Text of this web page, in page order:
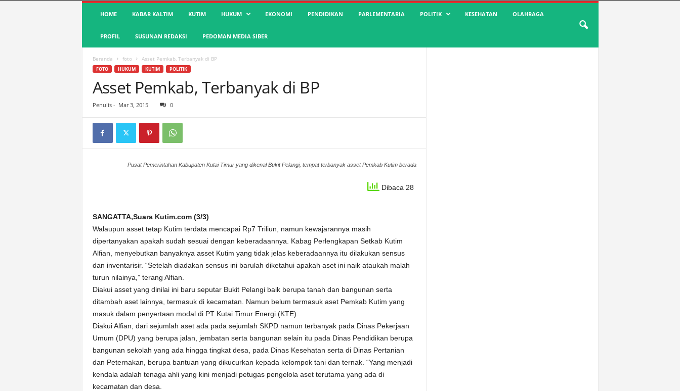
S
a
HOME KABAR KALTIM KUTIM HUKUM EKONOMI PENDIDIKAN PARLEMENTARIA POLITIK KESEHATAN OLAHRAGA
PROFIL SUSUNAN REDAKSI PEDOMAN MEDIA SIBER
Beranda foto Asset Pemkab, Terbanyak di BP
FOTO HUKUM KUTIM POLITIK
Asset Pemkab, Terbanyak di BP
Penulis - Mar 3, 2015 0
Pusat Pemerintahan Kabupaten Kutai Timur yang dikenal Bukit Pelangi, tempat terbanyak asset Pemkab Kutim berada
Dibaca 28
SANGATTA,Suara Kutim.com (3/3)
Walaupun asset tetap Kutim terdata mencapai Rp7 Triliun, namun kewajarannya masih
dipertanyakan apakah sudah sesuai dengan keberadaannya. Kabag Perlengkapan Setkab Kutim
Alfian, menyebutkan banyaknya asset Kutim yang tidak jelas keberadaannya itu dilakukan sensus
dan inventarisir. “Setelah diadakan sensus ini barulah diketahui apakah aset ini naik ataukah malah
turun nilainya,” terang Alfian.
Diakui asset yang dinilai ini baru seputar Bukit Pelangi baik berupa tanah dan bangunan serta
ditambah aset lainnya, termasuk di kecamatan. Namun belum termasuk aset Pemkab Kutim yang
masuk dalam penyertaan modal di PT Kutai Timur Energi (KTE).
Diakui Alfian, dari sejumlah aset ada pada sejumlah SKPD namun terbanyak pada Dinas Pekerjaan
Umum (DPU) yang berupa jalan, jembatan serta bangunan selain itu pada Dinas Pendidikan berupa
bangunan sekolah yang ada hingga tingkat desa, pada Dinas Kesehatan serta di Dinas Pertanian
dan Peternakan, berupa bantuan yang dikucurkan kepada kelompok tani dan ternak. “Yang menjadi
kendala adalah tenaga ahli yang kini menjadi petugas pengelola aset terutama yang ada di
kecamatan dan desa.